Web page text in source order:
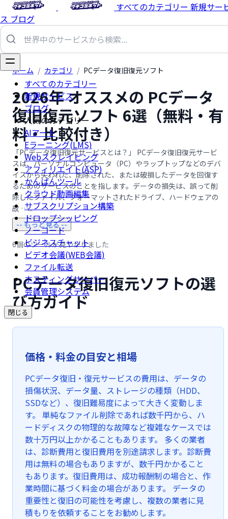
すべてのカテゴリー 新規サー
ス ブログ
すべてのカテゴリー
新規サービス
ブログ
人気のカテゴリー
AIアート
Eラーニング(LMS)
Webスクレイピング
アフィリエイト(ASP)
かんばんツール
クラウド動画編集
サブスクリプション構築
ドロップシッピング
ノーコード
ビジネスチャット
ビデオ会議(WEB会議)
ファイル転送
ホスティングサーバー
会員管理システム
閉じる
ホーム / カテゴリ / PCデータ復旧復元ソフト
2026年 オススメの PCデータ
復旧復元ソフト 6選（無料・有
料・比較付き）
「PCデータ復旧復元サービスとは？」 PCデータ復旧復元サービ
スは、パーソナルコンピュータ（PC）やラップトップなどのデバ
イスから失われた、削除された、または破損したデータを回復す
るためのサービスのことを指します。データの損失は、誤って削
除したファイル、フォーマットされたドライブ、ハードウェアの
故 …...
-- もっと見る --
6個のツールが見つかりました
PCデータ復旧復元ソフトの選
び方ガイド
価格・料金の目安と相場
PCデータ復旧・復元サービスの費用は、データの
損傷状況、データ量、ストレージの種類（HDD、
SSDなど）、復旧難易度によって大きく変動しま
す。 単純なファイル削除であれば数千円から、ハ
ードディスクの物理的な故障など複雑なケースでは
数十万円以上かかることもあります。 多くの業者
は、診断費用と復旧費用を別途請求します。診断費
用は無料の場合もありますが、数千円かかること
もあります。復旧費用は、成功報酬制の場合と、作
業時間に基づく料金の場合があります。 データの
重要性と復旧の可能性を考慮し、複数の業者に見
積もりを依頼することをお勧めします。